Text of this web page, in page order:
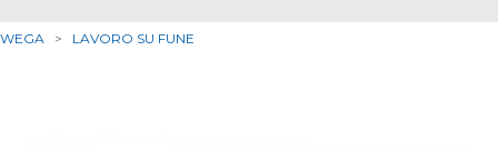
> LAVORO SU FUNE